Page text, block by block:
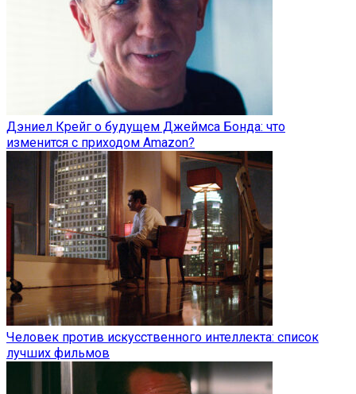
Дэниел Крейг о будущем Джеймса Бонда: что
изменится с приходом Amazon?
Человек против искусственного интеллекта: список
лучших фильмов